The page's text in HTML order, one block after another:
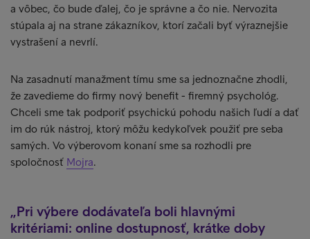
a vôbec, čo bude ďalej, čo je správne a čo nie. Nervozita
stúpala aj na strane zákazníkov, ktorí začali byť výraznejšie
vystrašení a nevrlí.
Na zasadnutí manažment tímu sme sa jednoznačne zhodli,
že zavedieme do firmy nový benefit - firemný psychológ.
Chceli sme tak podporiť psychickú pohodu našich ľudí a dať
im do rúk nástroj, ktorý môžu kedykoľvek použiť pre seba
samých. Vo výberovom konaní sme sa rozhodli pre
spoločnosť Mojra.
Pri výbere dodávateľa boli hlavnými
kritériami: online dostupnosť, krátke doby